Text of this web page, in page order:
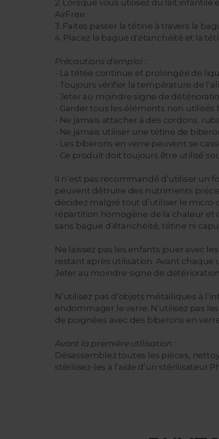
2. Lorsque vous utilisez du lait
AirFree.
3. Faites passer la tétine à travers la
4. Placez la bague d'étanchéité et la
Précautions d'emploi :
- La tétée continue et prolongée de
- Toujours vérifier la température de
- Jeter au moindre signe de
- Garder tous les éléments non utilisés
- Ne jamais attacher à des cordons,
- Ne jamais utiliser une tétine de
- Les biberons en verre peuvent se
- Ce produit doit toujours être utilisé
Il n’est pas recommandé d’utiliser un
peuvent détruire des nutriments
décidez malgré tout d’utiliser le
répartition homogène de la chaleur et
sans bague d‘étanchéité, tétine ni
Ne laissez pas les enfants jouer avec
restant après utilisation. Avant chaque
Jeter au moindre signe de
N’utilisez pas d’objets métalliques à
endommager le verre. N’utilisez pas
de poignées avec des biberons en
Avant la première utilisation :
Désassemblez toutes les pièces,
stérilisez-les à l’aide d’un stérilisateur